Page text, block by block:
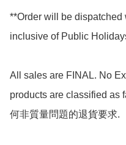
**Order will be
inclusive of Public
All sales are FINAL. No
products are classified as
何非質量問題的退貨要求.